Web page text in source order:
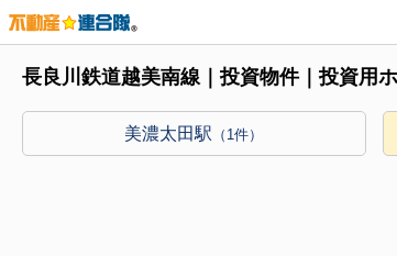
長良川鉄道越美南線｜投資物件｜投資用
美濃太田駅 （1件）